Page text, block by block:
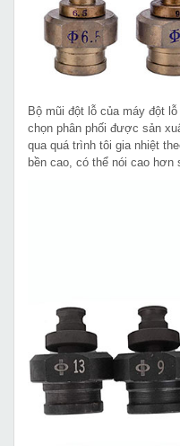
Bộ mũi đột lỗ của máy đột
chọn phân phối được sản
qua quá trình tôi gia nhiệt
bền cao, có thể nói cao